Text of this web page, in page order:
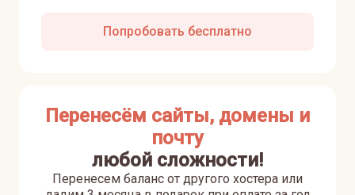
Попробовать бесплатно
Перенесём сайты, домены и
почту
любой сложности!
Перенесем баланс от другого хостера или